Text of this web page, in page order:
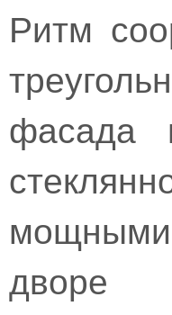
Ритм
фасада
дворе